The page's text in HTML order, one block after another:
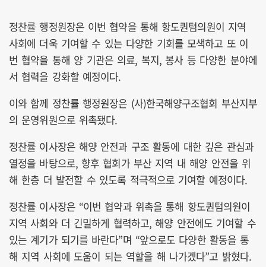
정찬률 행정원장은 이번 협약을 통해 항도퀀텀의원이 지역
사회에 더욱 기여할 수 있는 다양한 기회를 모색하고 또 이
번 협약을 통해 양 기관은 의료, 복지, 봉사 등 다양한 분야에
서 협력을 강화할 예정이다.
이와 함께 정찬률 행정원장은 (사)한국해양구조협회 부산지부
의 운영위원으로 위촉됐다.
정찬률 이사장은 해양 안전과 구조 활동에 대한 깊은 관심과
열정을 바탕으로, 향후 협회가 부산 지역 내 해양 안전을 위
해 한층 더 발전할 수 있도록 적극적으로 기여할 예정이다.
정찬률 이사장은 “이번 협약과 위촉을 통해 항도퀀텀의원이
지역 사회와 더 긴밀하게 협력하고, 해양 안전에도 기여할 수
있는 계기가 되기를 바란다”며 “앞으로도 다양한 활동을 통
해 지역 사회에 도움이 되는 역할을 해 나가겠다”고 밝혔다.